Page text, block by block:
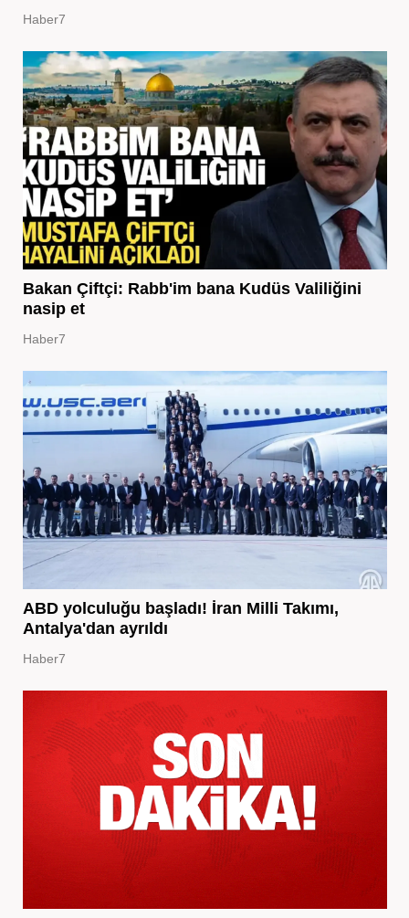
Haber7
Bakan Çiftçi: Rabb'im bana Kudüs Valiliğini
nasip et
Haber7
ABD yolculuğu başladı! İran Milli Takımı,
Antalya'dan ayrıldı
Haber7